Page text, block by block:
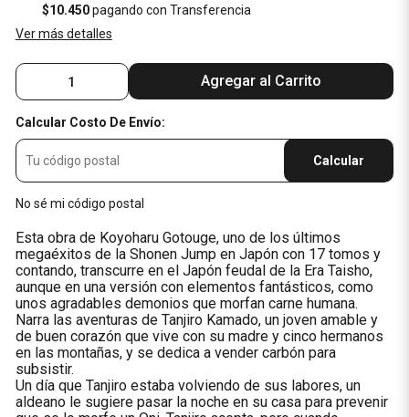
$10.450pagando con Transferencia
Ver más detalles
Agregar al Carrito
Calcular Costo De Envío:
Calcular
No sé mi código postal
Esta obra de Koyoharu Gotouge, uno de los últimos
megaéxitos de la Shonen Jump en Japón con 17 tomos y
contando, transcurre en el Japón feudal de la Era Taisho,
aunque en una versión con elementos fantásticos, como
unos agradables demonios que morfan carne humana.
Narra las aventuras de Tanjiro Kamado, un joven amable y
de buen corazón que vive con su madre y cinco hermanos
en las montañas, y se dedica a vender carbón para
subsistir.
Un día que Tanjiro estaba volviendo de sus labores, un
aldeano le sugiere pasar la noche en su casa para prevenir